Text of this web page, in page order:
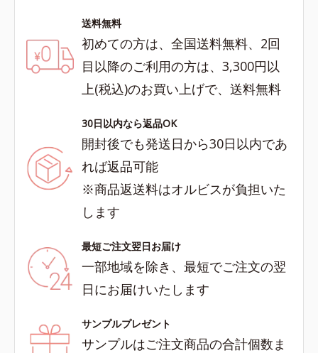
送料無料
初めての方は、全国送料無料、2回
目以降のご利用の方は、3,300円以
上(税込)のお買い上げで、送料無料
30日以内なら返品OK
開封後でも発送日から30日以内であ
れば返品可能
※商品返送料はオルビスが負担いた
します
最短ご注文翌日お届け
一部地域を除き、最短でご注文の翌
日にお届けいたします
サンプルプレゼント
サンプルはご注文商品の合計個数ま